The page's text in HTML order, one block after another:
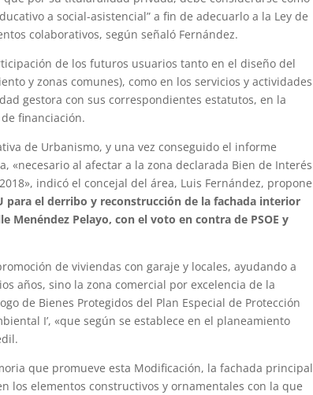
a social-asistencial” a fin de adecuarlo a la Ley de
colaborativos, según señaló Fernández.
de los futuros usuarios tanto en el diseño del
y zonas comunes), como en los servicios y actividades
gestora con sus correspondientes estatutos, en la
financiación.
de Urbanismo, y una vez conseguido el informe
«necesario al afectar a la zona declarada Bien de Interés
indicó el concejal del área, Luis Fernández, propone
para el derribo y reconstrucción de la fachada interior
Menéndez Pelayo, con el voto en contra de PSOE y
de viviendas con garaje y locales, ayudando a
años, sino la zona comercial por excelencia de la
de Bienes Protegidos del Plan Especial de Protección
I’, «que según se establece en el planeamiento
que promueve esta Modificación, la fachada principal
los elementos constructivos y ornamentales con la que